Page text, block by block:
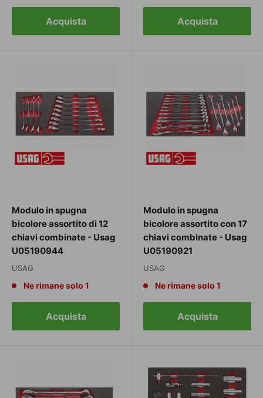
Acquista Acquista
Modulo in spugna
bicolore assortito di 12
chiavi combinate - Usag
U05190944
USAG
Ne rimane solo 1
Acquista
Modulo in spugna
bicolore assortito con 17
chiavi combinate - Usag
U05190921
USAG
Ne rimane solo 1
Acquista